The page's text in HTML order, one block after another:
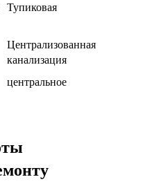
Тупиковая
Централизованная
канализация
центральное